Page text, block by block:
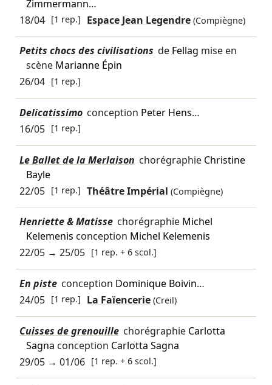
Zimmermann…
18/04 [1 rep.] Espace Jean Legendre (Compiègne)
Petits chocs des civilisations de Fellag mise en
scène Marianne Épin
26/04 [1 rep.]
Delicatissimo conception Peter Hens…
16/05 [1 rep.]
Le Ballet de la Merlaison chorégraphie Christine
Bayle
22/05 [1 rep.] Théâtre Impérial (Compiègne)
Henriette & Matisse chorégraphie Michel
Kelemenis conception Michel Kelemenis
22/05→ 25/05 [1 rep. + 6 scol.]
En piste conception Dominique Boivin…
24/05 [1 rep.] La Faïencerie (Creil)
Cuisses de grenouille chorégraphie Carlotta
Sagna conception Carlotta Sagna
29/05→ 01/06 [1 rep. + 6 scol.]